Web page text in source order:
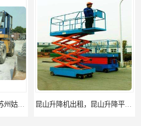
苏州姑苏区铲车出租，苏州姑苏区装载机出租 昆山升降机出租，昆山升降平台出租